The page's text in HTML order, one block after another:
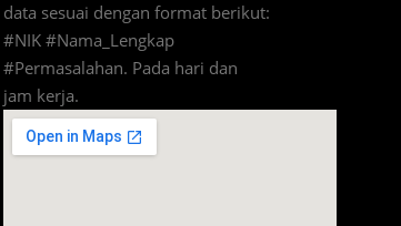
data sesuai dengan format berikut:
#NIK #Nama_Lengkap
#Permasalahan. Pada hari dan
jam kerja.